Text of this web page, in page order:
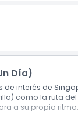
Día)
interés de
como la ruta
a su propio ritmo.